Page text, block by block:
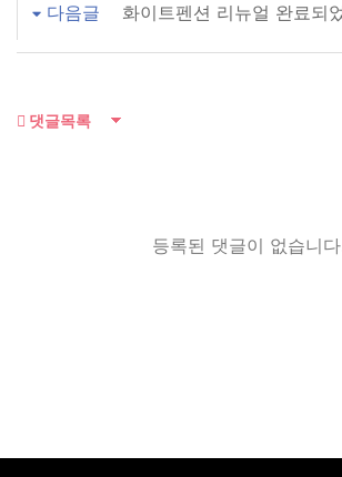
다음글
화이트펜션 리뉴얼 완료되
댓글목록
등록된 댓글이 없습니